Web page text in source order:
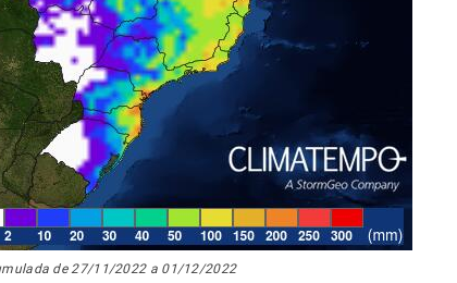
de 27/11/2022 a 01/12/2022